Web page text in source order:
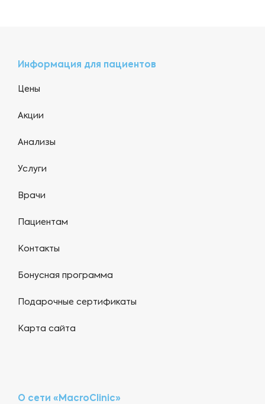
Информация для пациентов
Цены
Акции
Анализы
Услуги
Врачи
Пациентам
Контакты
Бонусная программа
Подарочные сертификаты
Карта сайта
О сети «MacroClinic»